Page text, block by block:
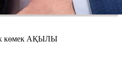
көмек АҚЫЛЫ